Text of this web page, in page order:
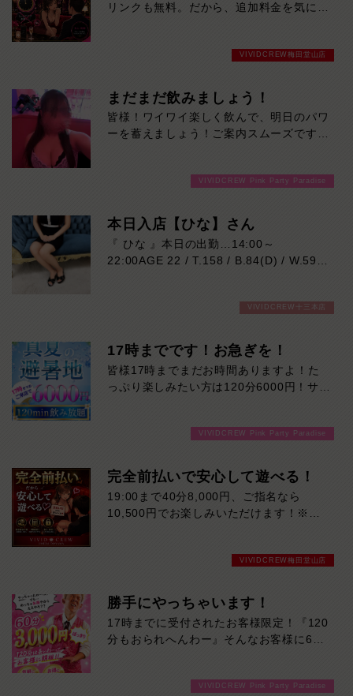
リンクも無料。だから、追加料金を気にせ
文の営業は一切ありません。さらに、キャ
頼まれて、気づいたら会計が高くなってい
た…」そんな心配をせず、最初から最後ま
で安心して楽しんでいただけます。女の子
との時間を楽しむために来たのに、追加料
VIVID CREWは、無理なおねだりではな
く、会話・接客・居心地の良さで楽しんで
ず、スマートに遊びたい方へ。「思ってい
たより高かった」をなくす。それがVIVID
CREWの安心システムです。
VIVIDCREW梅田堂山店
まだまだ飲みましょう！
皆様！ワイワイ楽しく飲んで、明日のパワ
ーを蓄えましょう！ご案内スムーズですよ
VIVIDCREW Pink Party Paradise
本日入店【ひな】さん
『 ひな 』本日の出勤…14:00～
22:00AGE 22 / T.158 / B.84(D) / W.59 /
です♡お仕事は今回が初めてなので、初々
しさもたっぷり♪
飾らない笑顔と一生懸命な姿に、思わずキ
ュンとしてしまうはず！一緒にいるだけで
VIVIDCREW十三本店
17時までです！お急ぎを！
皆様17時までまだお時間ありますよ！た
っぷり楽しみたい方は120分6000円！サク
VIVIDCREW Pink Party Paradise
完全前払いで安心して遊べる！
19:00まで40分8,000円、ご指名なら
10,500円でお楽しみいただけます！※ダ
全前払いで時間内ドリンク飲み放題が無料
切なし！安心・安全に遊びたいなら
VIVIDCREW梅田堂山店へお越しくださ
い！
VIVIDCREW梅田堂山店
勝手にやっちゃいます！
17時までに受付されたお客様限定！『120
分もおられへんわー』そんなお客様に60
めるチャンス！たっぷり楽しみたい方は
VIVIDCREW Pink Party Paradise